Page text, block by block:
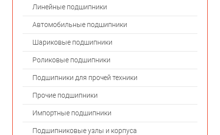
Линейные подшипники
Автомобильные подшипники
Шариковые подшипники
Роликовые подшипники
Подшипники для прочей техники
Прочие подшипники
Импортные подшипники
Подшипниковые узлы и корпуса